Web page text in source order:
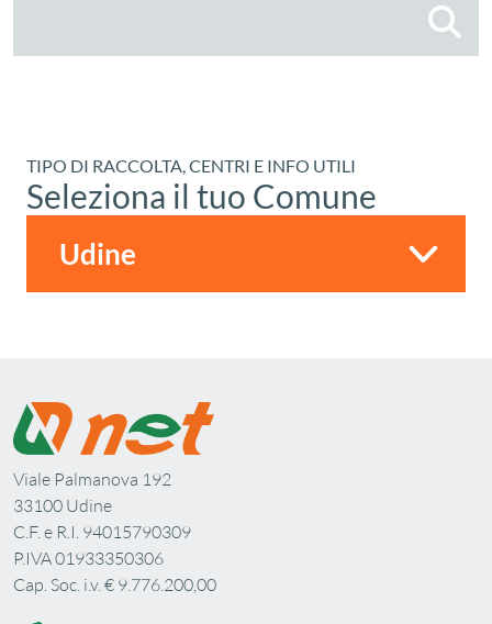
TIPO DI RACCOLTA, CENTRI E INFO UTILI
Seleziona il tuo Comune
Viale Palmanova 192
33100 Udine
C.F. e R.I. 94015790309
P.IVA 01933350306
Cap. Soc. i.v. € 9.776.200,00